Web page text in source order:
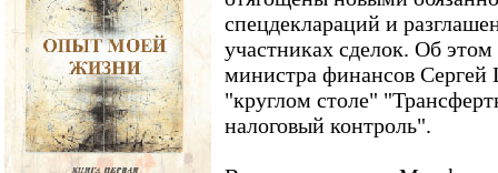
спецдеклараций и
участниках сделок. Об этом
министра финансов Сергей
"круглом столе"
налоговый контроль".